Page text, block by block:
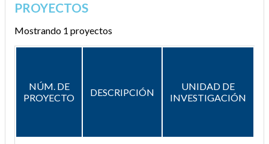
PROYECTOS
Mostrando 1 proyectos
NÚM. DE
PROYECTO
DESCRIPCIÓN
UNIDAD DE
INVESTIGACIÓN